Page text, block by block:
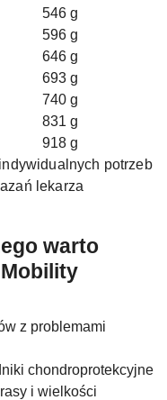
546 g
596 g
646 g
693 g
740 g
831 g
918 g
potrzeb
lekarza
warto
z problemami
chondroprotekcyjne
i wielkości